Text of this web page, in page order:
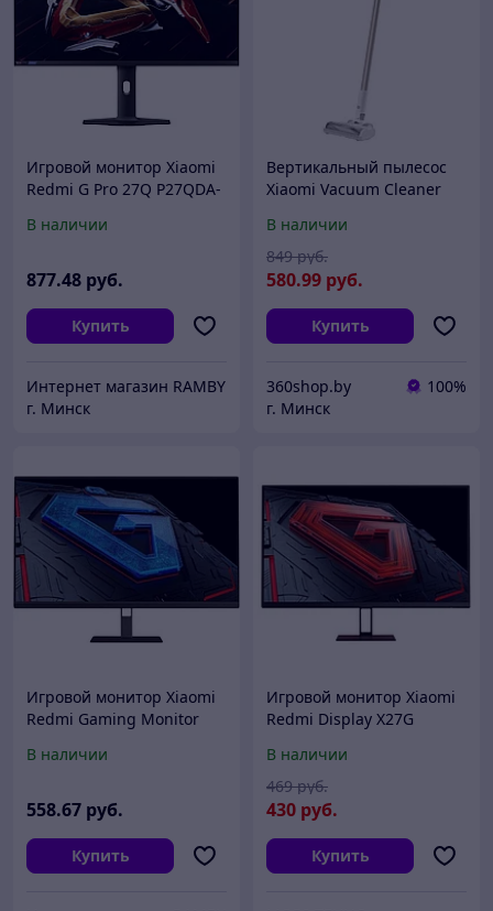
Игровой монитор Xiaomi
Redmi G Pro 27Q P27QDA-
В наличии
877.48 руб.
Купить
Интернет магазин RAMBY
г. Минск
Вертикальный пылесос
Xiaomi Vacuum Cleaner
международная версия)
В наличии
580.99 руб.
849 руб.
Купить
360shop.by
100%
г. Минск
Игровой монитор Xiaomi
Redmi Gaming Monitor
В наличии
558.67 руб.
Купить
Игровой монитор Xiaomi
Redmi Display X27G
В наличии
430 руб.
469 руб.
Купить